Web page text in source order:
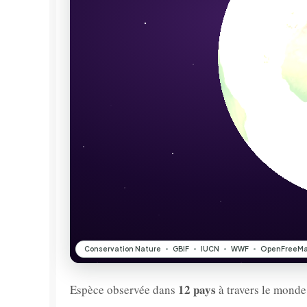
Espèce observée dans 12 pays à travers le